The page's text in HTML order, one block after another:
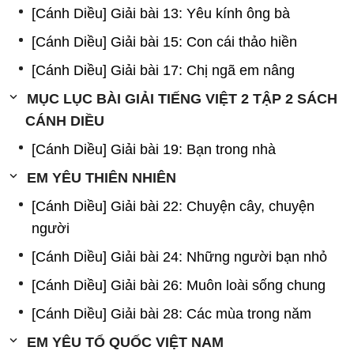
[Cánh Diều] Giải bài 13: Yêu kính ông bà
[Cánh Diều] Giải bài 15: Con cái thảo hiền
[Cánh Diều] Giải bài 17: Chị ngã em nâng
MỤC LỤC BÀI GIẢI TIẾNG VIỆT 2 TẬP 2 SÁCH
CÁNH DIỀU
[Cánh Diều] Giải bài 19: Bạn trong nhà
EM YÊU THIÊN NHIÊN
[Cánh Diều] Giải bài 22: Chuyện cây, chuyện
người
[Cánh Diều] Giải bài 24: Những người bạn nhỏ
[Cánh Diều] Giải bài 26: Muôn loài sống chung
[Cánh Diều] Giải bài 28: Các mùa trong năm
EM YÊU TỔ QUỐC VIỆT NAM